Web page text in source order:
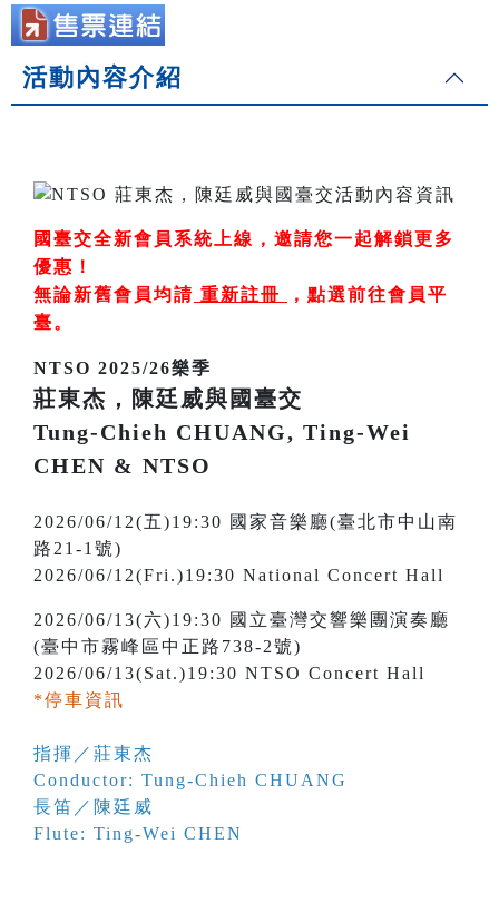
活動內容介紹
國臺交全新會員系統上線，邀請您一起解鎖更多
優惠！
無論新舊會員均請 重新註冊 ， 點選前往會員平
臺。
NTSO 2025/26樂季
莊東杰，陳廷威與國臺交
Tung-Chieh CHUANG, Ting-Wei
CHEN & NTSO
2026/06/12(五)19:30 國家音樂廳(臺北市中山南
路21-1號)
2026/06/12(Fri.)19:30 National Concert Hall
2026/06/13(六)19:30 國立臺灣交響樂團演奏廳
(臺中市霧峰區中正路738-2號)
2026/06/13(Sat.)19:30 NTSO Concert Hall
*停車資訊
指揮／莊東杰
Conductor: Tung-Chieh CHUANG
長笛／陳廷威
Flute: Ting-Wei CHEN